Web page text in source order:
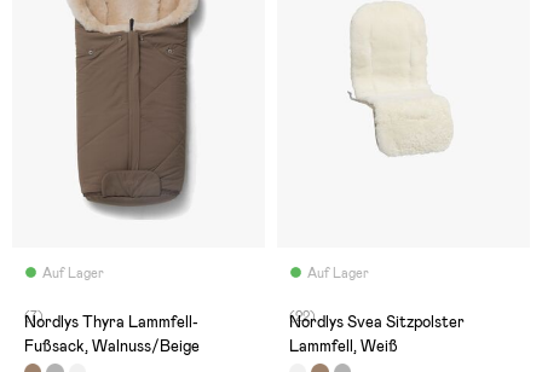
Auf Lager
(7)
Nordlys Thyra Lammfell-
Fußsack, Walnuss/Beige
Auf Lager
(22)
Nordlys Svea Sitzpolster
Lammfell, Weiß